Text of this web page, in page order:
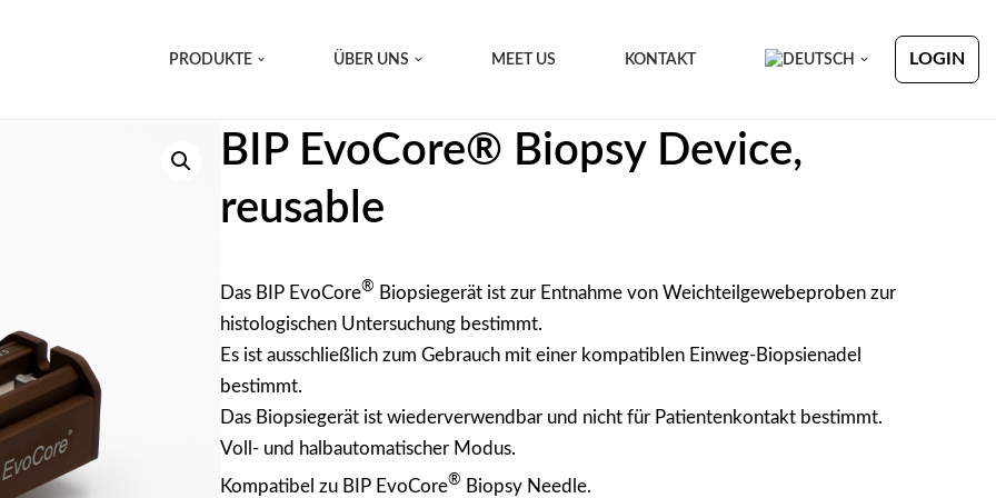
PRODUKTE ÜBER UNS MEET US KONTAKT LOGIN
BIP EvoCore® Biopsy Device,
reusable
Das BIP EvoCore® Biopsiegerät ist zur Entnahme von Weichteilgewebeproben zur
histologischen Untersuchung bestimmt.
Es ist ausschließlich zum Gebrauch mit einer kompatiblen Einweg-Biopsienadel
bestimmt.
Das Biopsiegerät ist wiederverwendbar und nicht für Patientenkontakt bestimmt.
Voll- und halbautomatischer Modus.
Kompatibel zu BIP EvoCore® Biopsy Needle.